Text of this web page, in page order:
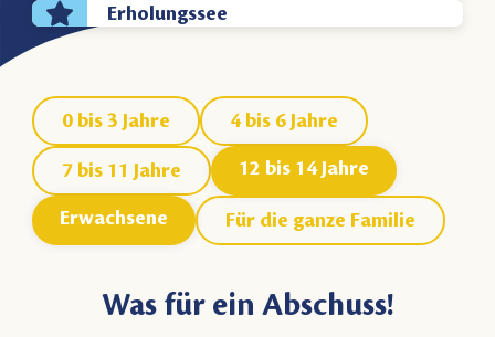
Erholungssee
0 bis 3 Jahre 4 bis 6 Jahre
7 bis 11 Jahre 12 bis 14 Jahre
Erwachsene Für die ganze Familie
Was für ein Abschuss!